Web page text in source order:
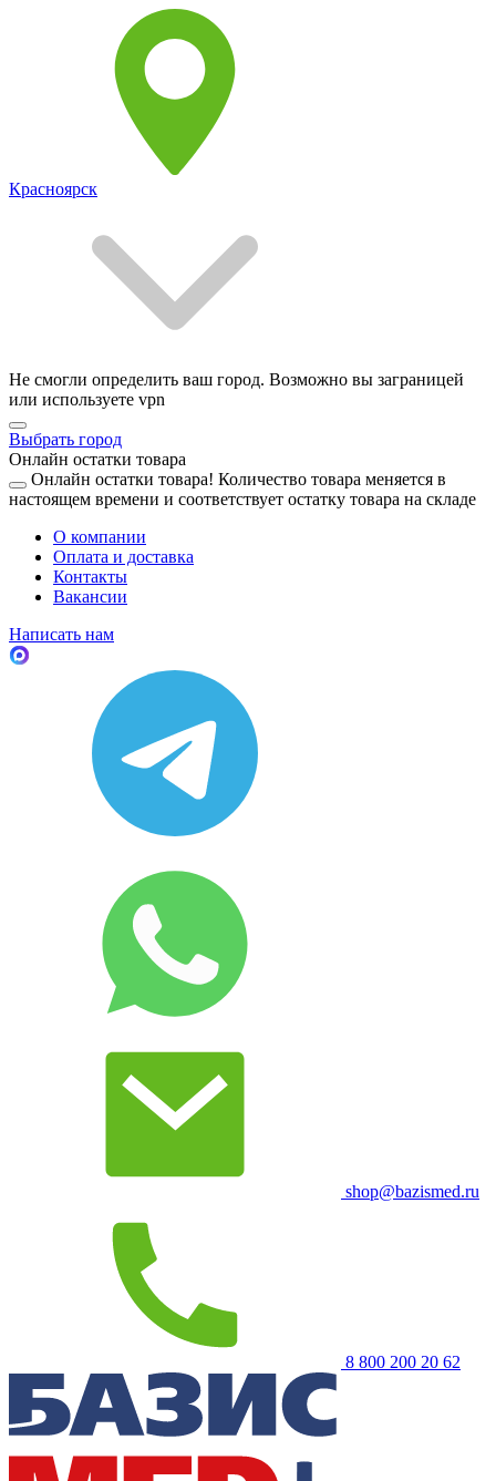
Красноярск
Не смогли определить ваш город. Возможно вы заграницей
или используете vpn
Выбрать город
Онлайн остатки товара
Онлайн остатки товара! Количество товара меняется в
настоящем времени и соответствует остатку товара на складе
О компании
Оплата и доставка
Контакты
Вакансии
Написать нам
shop@bazismed.ru
8 800 200 20 62